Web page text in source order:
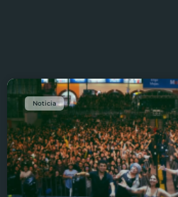
Noticia